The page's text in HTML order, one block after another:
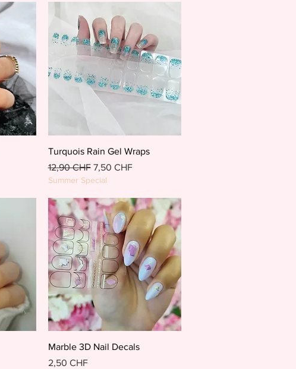
Schnellansicht
Turquois Rain Gel Wraps
Standardpreis
12,90 CHF Sale-Preis
7,50 CHF
Summer Special
Schnellansicht
Marble 3D Nail Decals
Preis
2,50 CHF